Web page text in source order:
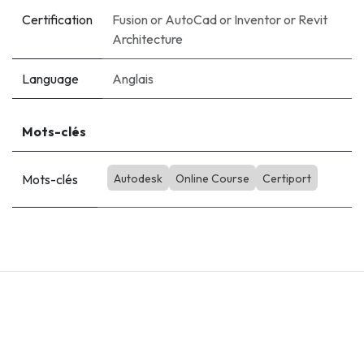
Certification Fusionor AutoCador Inventoror Revit
Architecture
Language Anglais
Mots-clés
Mots-clés Autodesk Online Course Certiport